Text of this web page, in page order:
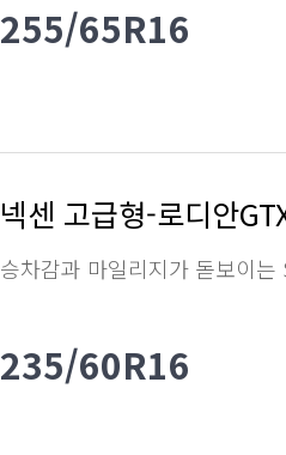
255/65R16
넥센 고급형-로디안
승차감과 마일리지가 돋보이는
235/60R16